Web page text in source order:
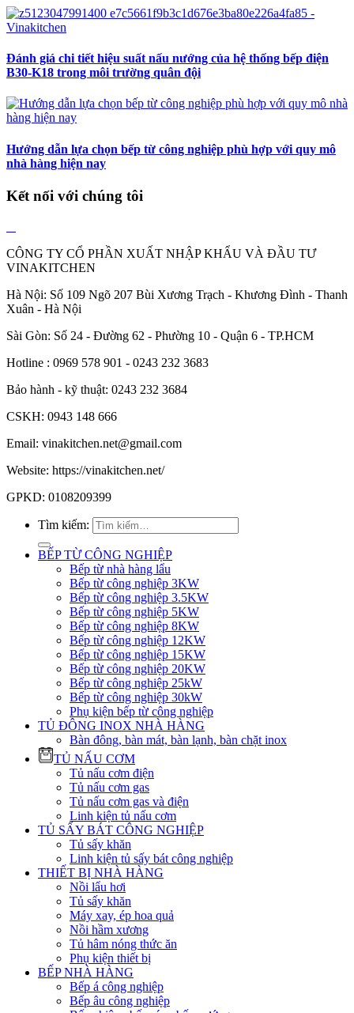
Đánh giá chi tiết hiệu suất nấu nướng của hệ thống bếp điện
B30-K18 trong môi trường quân đội
Hướng dẫn lựa chọn bếp từ công nghiệp phù hợp với quy mô
nhà hàng hiện nay
Kết nối với chúng tôi
CÔNG TY CỔ PHẦN XUẤT NHẬP KHẨU VÀ ĐẦU TƯ
VINAKITCHEN
Hà Nội: Số 109 Ngõ 207 Bùi Xương Trạch - Khương Đình - Thanh
Xuân - Hà Nội
Sài Gòn: Số 24 - Đường 62 - Phường 10 - Quận 6 - TP.HCM
Hotline : 0969 578 901 - 0243 232 3683
Bảo hành - kỹ thuật: 0243 232 3684
CSKH: 0943 148 666
Email: vinakitchen.net@gmail.com
Website: https://vinakitchen.net/
GPKD: 0108209399
Tìm kiếm:
BẾP TỪ CÔNG NGHIỆP
Bếp từ nhà hàng lẩu
Bếp từ công nghiệp 3KW
Bếp từ công nghiệp 3.5KW
Bếp từ công nghiệp 5KW
Bếp từ công nghiệp 8KW
Bếp từ công nghiệp 12KW
Bếp từ công nghiệp 15KW
Bếp từ công nghiệp 20KW
Bếp từ công nghiệp 25kW
Bếp từ công nghiệp 30kW
Phụ kiện bếp từ công nghiệp
TỦ ĐÔNG INOX NHÀ HÀNG
Bàn đông, bàn mát, bàn lạnh, bàn chặt inox
TỦ NẤU CƠM
Tủ nấu cơm điện
Tủ nấu cơm gas
Tủ nấu cơm gas và điện
Linh kiện tủ nấu cơm
TỦ SẤY BÁT CÔNG NGHIỆP
Tủ sấy khăn
Linh kiện tủ sấy bát công nghiệp
THIẾT BỊ NHÀ HÀNG
Nồi lẩu hơi
Tủ sấy khăn
Máy xay, ép hoa quả
Nồi hầm xương
Tủ hâm nóng thức ăn
Phụ kiện thiết bị
BẾP NHÀ HÀNG
Bếp á công nghiệp
Bếp âu công nghiệp